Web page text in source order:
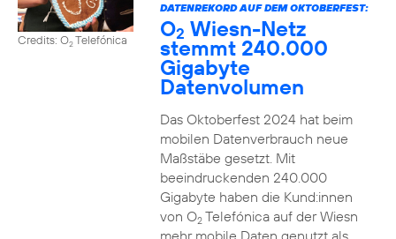
Credits: O2Telefónica
DATENREKORD AUF DEM OKTOBERFEST:
O2 Wiesn-Netz
stemmt 240.000
Gigabyte
Datenvolumen
Das Oktoberfest 2024 hat beim
mobilen Datenverbrauch neue
Maßstäbe gesetzt. Mit
beeindruckenden 240.000
Gigabyte haben die Kund:innen
von O2Telefónica auf der Wiesn
mehr mobile Daten genutzt als